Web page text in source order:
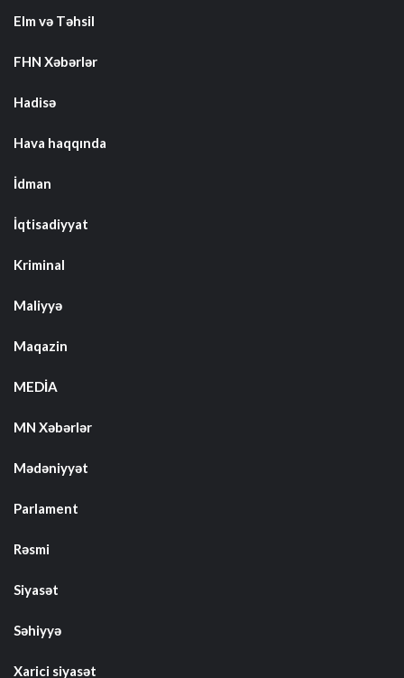
Elm və Təhsil
FHN Xəbərlər
Hadisə
Hava haqqında
İdman
İqtisadiyyat
Kriminal
Maliyyə
Maqazin
MEDİA
MN Xəbərlər
Mədəniyyət
Parlament
Rəsmi
Siyasət
Səhiyyə
Xarici siyasət